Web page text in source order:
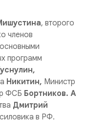
, второго
членов
программ
Никитин, Министр
ФСБ Бортников. А
Дмитрий
в РФ.